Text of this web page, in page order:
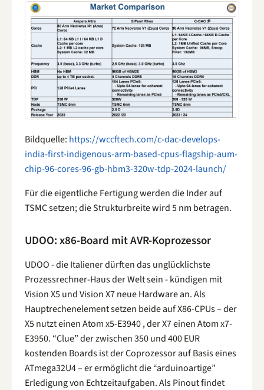
Bildquelle: https://wccftech.com/c-dac-develops-
india-first-indigenous-arm-based-cpus-flagship-aum-
chip-96-cores-96-gb-hbm3-320w-tdp-2024-launch/
Für die eigentliche Fertigung werden die Inder auf
TSMC setzen; die Strukturbreite wird 5 nm betragen.
UDOO: x86-Board mit AVR-Koprozessor
UDOO - die Italiener dürften das unglücklichste
Prozessrechner-Haus der Welt sein - kündigen mit
Vision X5 und Vision X7 neue Hardware an. Als
Hauptrechenelement setzen beide auf X86-CPUs – der
X5 nutzt einen Atom x5-E3940 , der X7 einen Atom x7-
E3950. “Clue” der zwischen 350 und 400 EUR
kostenden Boards ist der Coprozessor auf Basis eines
ATmega32U4 – er ermöglicht die “arduinoartige”
Erledigung von Echtzeitaufgaben. Als Pinout findet